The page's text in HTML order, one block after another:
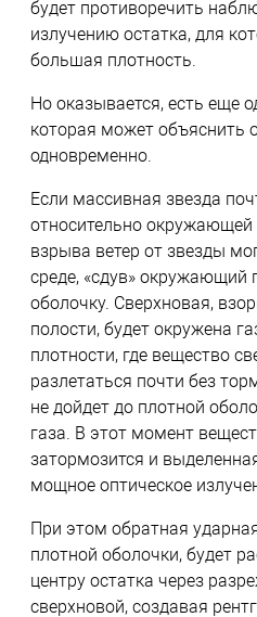
будет противоречить
излучению остатка, для
большая плотность.
Но оказывается, есть еще
которая может объяснить
одновременно.
Если массивная звезда
относительно
взрыва ветер от звезды
среде, «сдув» окружающий
оболочку. Сверхновая,
полости, будет окружена
плотности, где вещество
разлетаться почти без
не дойдет до плотной
газа. В этот момент
затормозится и
мощное оптическое
При этом обратная
плотной оболочки, будет
центру остатка через
сверхновой, создавая